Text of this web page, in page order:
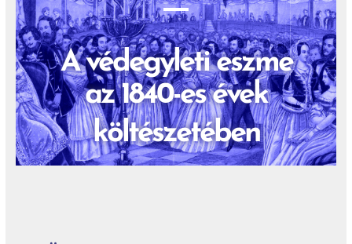
A védegyleti eszme
az 1840-es évek
költészetében